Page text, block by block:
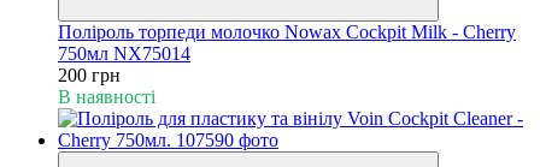
Поліроль торпеди молочко Nowax Cockpit Milk - Cherry
750мл NX75014
200 грн
В наявності